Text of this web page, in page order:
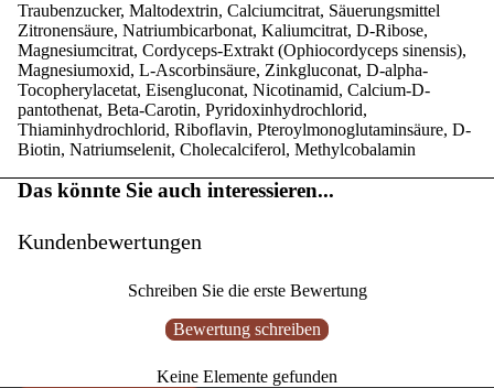
Traubenzucker, Maltodextrin, Calciumcitrat, Säuerungsmittel
Zitronensäure, Natriumbicarbonat, Kaliumcitrat, D-Ribose,
Magnesiumcitrat, Cordyceps-Extrakt (Ophiocordyceps sinensis),
Magnesiumoxid, L-Ascorbinsäure, Zinkgluconat, D-alpha-
Tocopherylacetat, Eisengluconat, Nicotinamid, Calcium-D-
pantothenat, Beta-Carotin, Pyridoxinhydrochlorid,
Thiaminhydrochlorid, Riboflavin, Pteroylmonoglutaminsäure, D-
Biotin, Natriumselenit, Cholecalciferol, Methylcobalamin
Das könnte Sie auch interessieren...
Kundenbewertungen
Schreiben Sie die erste Bewertung
Bewertung schreiben
Keine Elemente gefunden